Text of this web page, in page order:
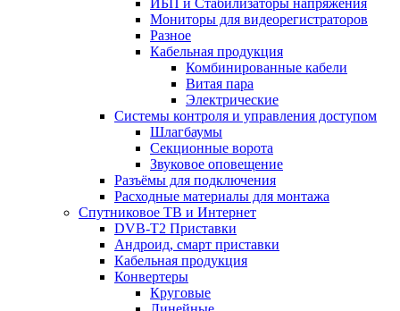
ИБП и Стабилизаторы напряжения
Мониторы для видеорегистраторов
Разное
Кабельная продукция
Комбинированные кабели
Витая пара
Электрические
Системы контроля и управления доступом
Шлагбаумы
Секционные ворота
Звуковое оповещение
Разъёмы для подключения
Расходные материалы для монтажа
Спутниковое ТВ и Интернет
DVB-Т2 Приставки
Андроид, смарт приставки
Кабельная продукция
Конвертеры
Круговые